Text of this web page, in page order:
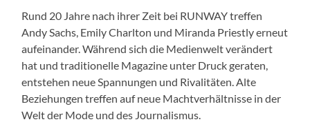
Rund 20 Jahre nach ihrer Zeit bei RUNWAY treffen
Andy Sachs, Emily Charlton und Miranda Priestly erneut
aufeinander. Während sich die Medienwelt verändert
hat und traditionelle Magazine unter Druck geraten,
entstehen neue Spannungen und Rivalitäten. Alte
Beziehungen treffen auf neue Machtverhältnisse in der
Welt der Mode und des Journalismus.